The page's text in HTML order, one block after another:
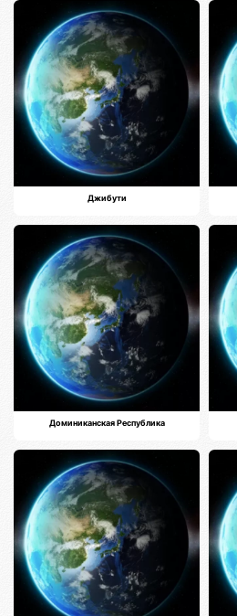
Джибути
Доминиканская Республика